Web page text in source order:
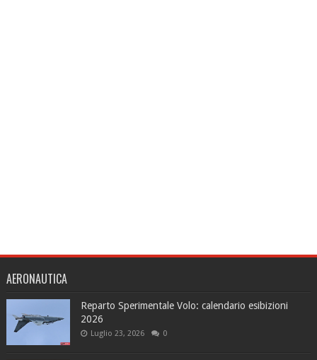
AERONAUTICA
Reparto Sperimentale Volo: calendario esibizioni
2026
Luglio 23, 2026 0